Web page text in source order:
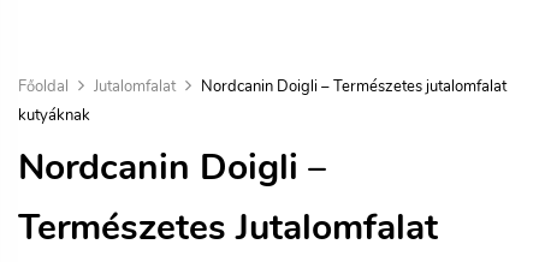
Főoldal Jutalomfalat
Nordcanin Doigli – Természetes jutalomfalat
kutyáknak
Nordcanin Doigli –
Természetes Jutalomfalat